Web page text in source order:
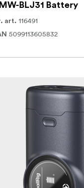
BLJ31 Battery
art. 116491
5099113605832